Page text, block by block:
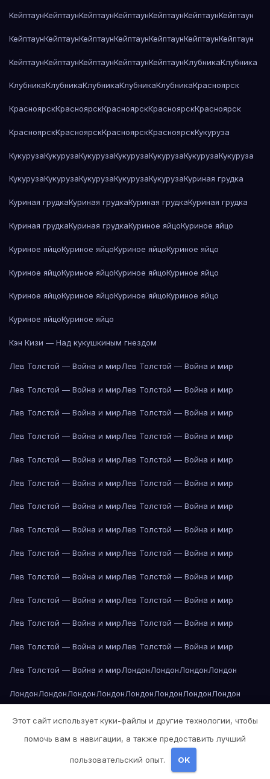
КейптаунКейптаунКейптаунКейптаунКейптаунКейптаунКейптаун
КейптаунКейптаунКейптаунКейптаунКейптаунКейптаунКейптаун
КейптаунКейптаунКейптаунКейптаунКейптаунКлубникаКлубника
КлубникаКлубникаКлубникаКлубникаКлубникаКрасноярск
КрасноярскКрасноярскКрасноярскКрасноярскКрасноярск
КрасноярскКрасноярскКрасноярскКрасноярскКукуруза
КукурузаКукурузаКукурузаКукурузаКукурузаКукурузаКукуруза
КукурузаКукурузаКукурузаКукурузаКукурузаКуриная грудка
Куриная грудкаКуриная грудкаКуриная грудкаКуриная грудка
Куриная грудкаКуриная грудкаКуриное яйцоКуриное яйцо
Куриное яйцоКуриное яйцоКуриное яйцоКуриное яйцо
Куриное яйцоКуриное яйцоКуриное яйцоКуриное яйцо
Куриное яйцоКуриное яйцоКуриное яйцоКуриное яйцо
Куриное яйцоКуриное яйцо
Кэн Кизи — Над кукушкиным гнездом
Лев Толстой — Война и мирЛев Толстой — Война и мир
Лев Толстой — Война и мирЛев Толстой — Война и мир
Лев Толстой — Война и мирЛев Толстой — Война и мир
Лев Толстой — Война и мирЛев Толстой — Война и мир
Лев Толстой — Война и мирЛев Толстой — Война и мир
Лев Толстой — Война и мирЛев Толстой — Война и мир
Лев Толстой — Война и мирЛев Толстой — Война и мир
Лев Толстой — Война и мирЛев Толстой — Война и мир
Лев Толстой — Война и мирЛев Толстой — Война и мир
Лев Толстой — Война и мирЛев Толстой — Война и мир
Лев Толстой — Война и мирЛев Толстой — Война и мир
Лев Толстой — Война и мирЛев Толстой — Война и мир
Лев Толстой — Война и мирЛев Толстой — Война и мир
Лев Толстой — Война и мирЛондонЛондонЛондонЛондон
ЛондонЛондонЛондонЛондонЛондонЛондонЛондонЛондон
Лондон Лондон Лос-Анджелес Лос-Анджелес
Лос-АнджелесЛос-АнджелесЛос-АнджелесЛос-Анджелес
Лос-АнджелесЛос-АнджелесЛос-Анджелес
Этот сайт использует куки-файлы и другие технологии, чтобы
помочь вам в навигации, а также предоставить лучший
пользовательский опыт. OK